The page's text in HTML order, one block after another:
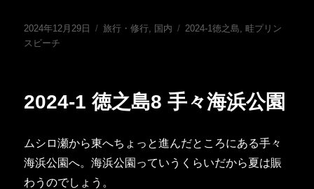
投
稿
2024年12月29日
カ
旅行・修行, 国内
タ
2024-1徳之島,畦プリン
スビーチ
2024-1 徳之島8 手々海浜公園
ムシロ瀬から東へちょっと進んだところにある手々
海浜公園へ。海浜公園っていうくらいだから夏は賑
わうのでしょう。